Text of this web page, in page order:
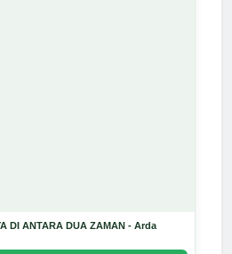
DI ANTARA DUA ZAMAN - Arda